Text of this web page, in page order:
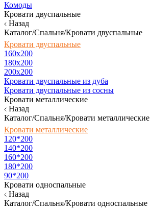
Комоды
Кровати двуспальные
Назад
Каталог/Спальня/Кровати двуспальные
Кровати двуспальные
160х200
180x200
200x200
Кровати двуспальные из дуба
Кровати двуспальные из сосны
Кровати металлические
Назад
Каталог/Спальня/Кровати металлические
Кровати металлические
120*200
140*200
160*200
180*200
90*200
Кровати односпальные
Назад
Каталог/Спальня/Кровати односпальные